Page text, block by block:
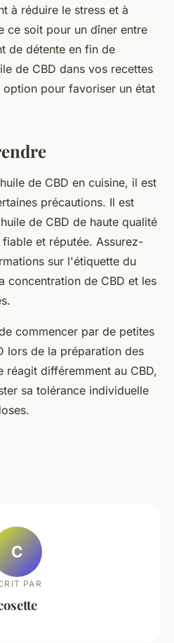
à réduire le stress et à
ce soit pour un dîner entre
de détente en fin de
de CBD dans vos recettes
option pour favoriser un état
de CBD en cuisine, il est
précautions. Il est
de CBD de haute qualité
et réputée. Assurez-
sur l'étiquette du
concentration de CBD et les
commencer par de petites
lors de la préparation des
réagit différemment au CBD,
sa tolérance individuelle
C
PAR